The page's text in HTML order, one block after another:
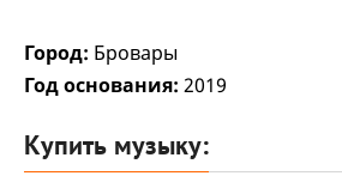
Город: Бровары
Год основания: 2019
Купить музыку: